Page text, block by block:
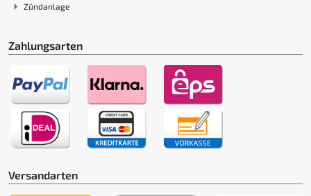
Zündanlage
Zahlungsarten
Versandarten